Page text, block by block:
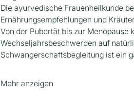
Die ayurvedische Frauenheilkunde
Ernährungsempfehlungen und
Von der Pubertät bis zur Menopause
Wechseljahrsbeschwerden auf
Schwangerschaftsbegleitung ist ein
Mehr anzeigen